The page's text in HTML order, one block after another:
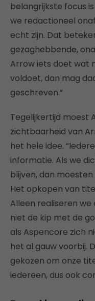
belangrijkste focus
we redactioneel
echt zijn. Dat
gezaghebbende,
Arrow iets doet wat
voldoet, dan mag
geschreven.”
Tegelijkertijd moest
zichtbaarheid van
het hele idee.
informatie. Als we
blijven, dan
Het opkopen van
Alleen realiseren
niet de kip met de
als Aspencore zich
het al gauw voorbij.
gekozen om onze
iedereen, dus ook